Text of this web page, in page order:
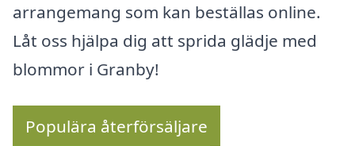
arrangemang som kan beställas online.
Låt oss hjälpa dig att sprida glädje med
blommor i Granby!
Populära återförsäljare